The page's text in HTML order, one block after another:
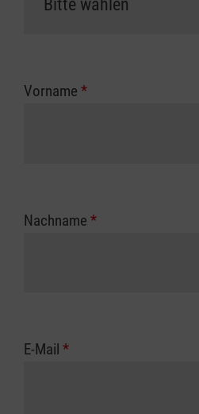
Vorname *
Nachname *
E-Mail *